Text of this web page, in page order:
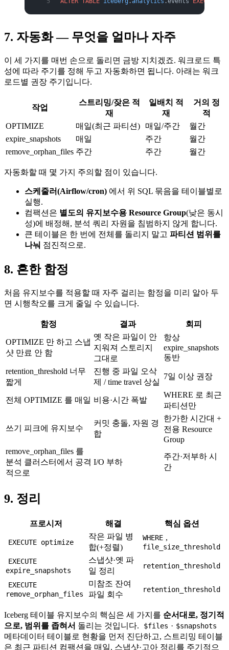
7. 자동화 — 무엇을 얼마나 자주
이 세 가지를 매번 손으로 돌리면 금방 지치겠죠. 워크로드 특
성에 따라 주기를 정해 두고 자동화하면 됩니다. 아래는 워크
로드별 권장 주기입니다.
작업
스트리밍/잦은 적
재
일배치 적
재
거의 정
적
OPTIMIZE
매일(최근 파티션) 매일/주간
월간
expire_snapshots
매일 주간
월간
remove_orphan_files 주간 주간 월간
자동화할 때 몇 가지 주의할 점이 있습니다.
스케줄러(Airflow/cron) 에서 위 SQL 묶음을 테이블별로
실행.
컴팩션은 별도의 유지보수용 Resource Group(낮은 동시
성)에 배정해, 분석 쿼리 자원을 침범하지 않게 합니다.
큰 테이블은 한 번에 전체를 돌리지 말고 파티션 범위를
나눠 점진적으로.
8. 흔한 함정
처음 유지보수를 적용할 때 자주 걸리는 함정을 미리 알아 두
면 시행착오를 크게 줄일 수 있습니다.
함정 결과 회피
OPTIMIZE 만 하고 스냅
샷 만료 안 함
옛 작은 파일이 안
지워져 스토리지
그대로
항상
expire_snapshots
동반
retention_threshold 너무
짧게
진행 중 파일 오삭
제 / time travel 상실
7일 이상 권장
전체 OPTIMIZE 를 매일 비용·시간 폭발
WHERE 로 최근
파티션만
쓰기 피크에 유지보수
커밋 충돌, 자원 경
합
한가한 시간대 +
전용 Resource
Group
remove_orphan_files 를
분석 클러스터에서 공격
적으로
I/O 부하
주간·저부하 시
간
9. 정리
프로시저 해결 핵심 옵션
EXECUTE optimize
작은 파일 병
합(+정렬)
WHERE ,
file_size_threshold
EXECUTE
expire_snapshots
스냅샷·옛 파
일 정리
retention_threshold
EXECUTE
remove_orphan_files
미참조 잔여
파일 회수
retention_threshold
Iceberg 테이블 유지보수의 핵심은 세 가지를 순서대로, 정기적
으로, 범위를 좁혀서 돌리는 것입니다. $files · $snapshots
메타데이터 테이블로 현황을 먼저 진단하고, 스트리밍 테이블
은 최근 파티션 컴팩션을 매일, 스냅샷·고아 정리를 주기적으